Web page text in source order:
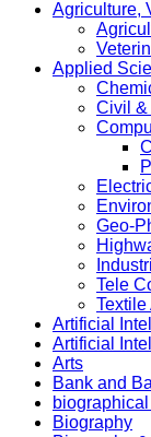
Agriculture,
Applied
Civil &
Geo-
Tele
Textile
Artificial
Artificial
Arts
Bank and
biographical
Biography